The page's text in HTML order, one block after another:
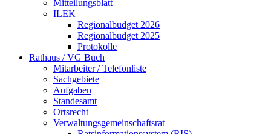
Mitteilungsblatt
ILEK
Regionalbudget 2026
Regionalbudget 2025
Protokolle
Rathaus / VG Buch
Mitarbeiter / Telefonliste
Sachgebiete
Aufgaben
Standesamt
Ortsrecht
Verwaltungsgemeinschaftsrat